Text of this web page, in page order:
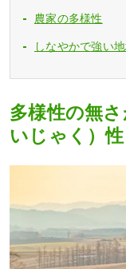
農家の多様性
しなやかで強い
多様性の無
いじゃく）